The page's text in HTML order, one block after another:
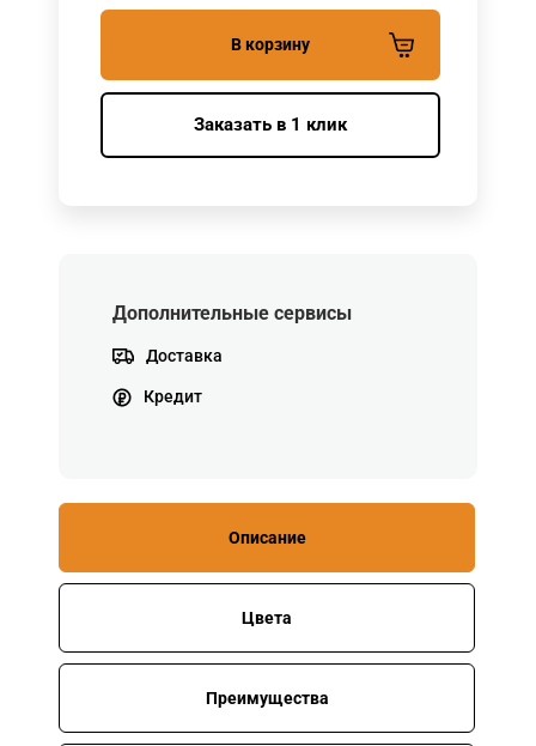
В корзину
Заказать в 1 клик
Дополнительные сервисы
Доставка
Кредит
Описание
Цвета
Преимущества